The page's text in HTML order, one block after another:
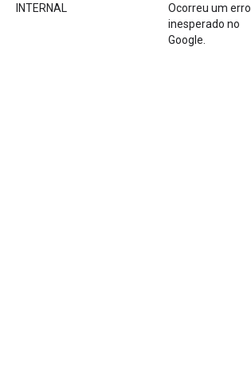
INTERNAL
Ocorreu um erro
inesperado no
Google.